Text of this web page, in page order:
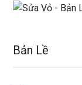
Bản Lề